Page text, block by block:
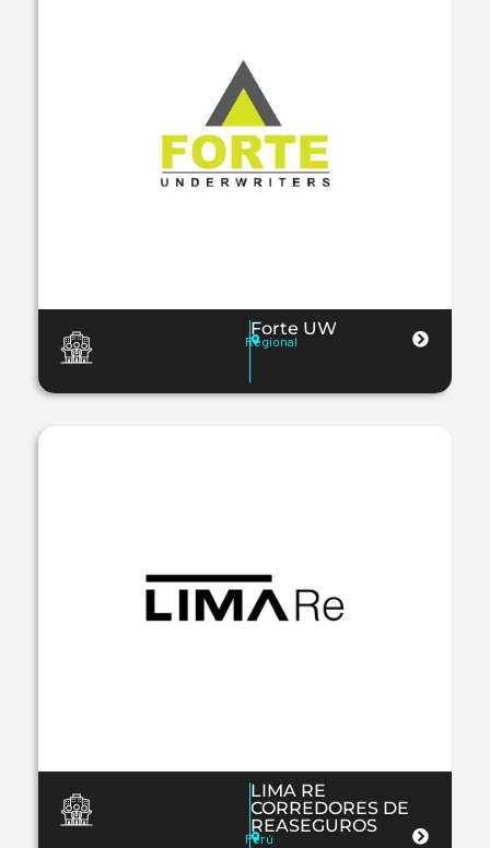
Forte UW
Regional
LIMA RE
CORREDORES DE
REASEGUROS
Perú